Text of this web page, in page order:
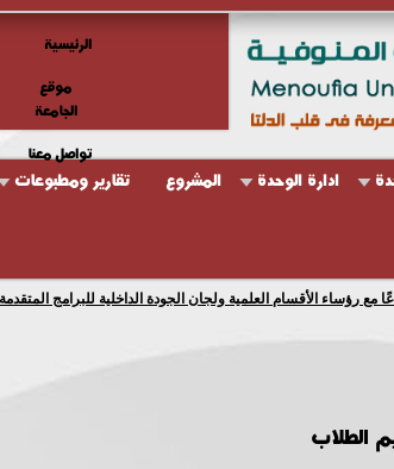
الرئيسية
موقع
الجامعة
تواصل معنا
ادارة الوحدة المشروع تقارير ومطبوعات
مع رؤساء الأقسام العلمية ولجان الجودة الداخلية للبرامج
الطلاب